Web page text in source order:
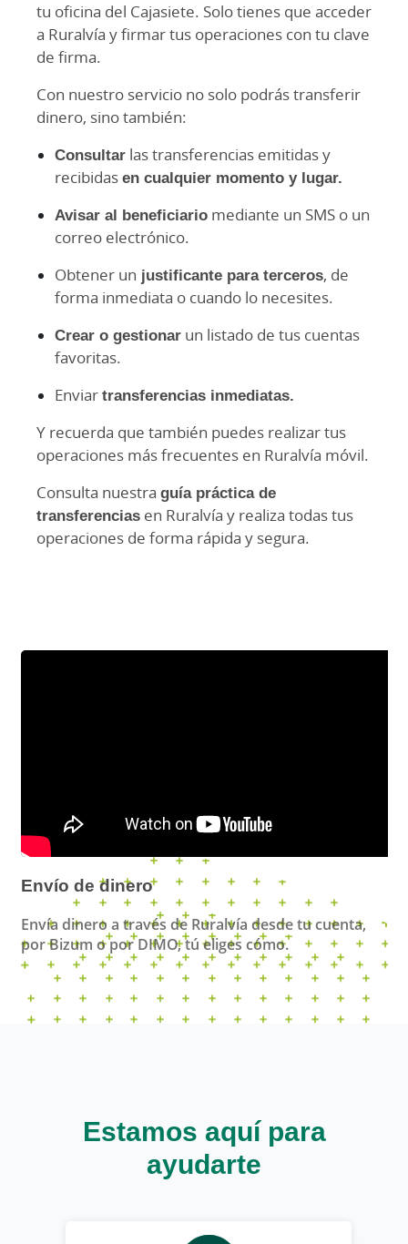
tu oficina del Cajasiete. Solo tienes que acceder
a Ruralvía y firmar tus operaciones con tu clave
de firma.
Con nuestro servicio no solo podrás transferir
dinero, sino también:
Consultar las transferencias emitidas y
recibidasen cualquier momento y lugar.
Avisar al beneficiario mediante un SMS o un
correo electrónico.
Obtener un justificante para terceros, de
forma inmediata o cuando lo necesites.
Crear o gestionar un listado de tus cuentas
favoritas.
Enviartransferencias inmediatas.
Y recuerda que también puedes realizar tus
operaciones más frecuentes en Ruralvía móvil.
Consulta nuestra guía práctica de
transferencias en Ruralvía y realiza todas tus
operaciones de forma rápida y segura.
Envío de dinero
Envía dinero a través de Ruralvía desde tu cuenta,
por Bizum o por DIMO, tú eliges cómo.
Estamos aquí para
ayudarte